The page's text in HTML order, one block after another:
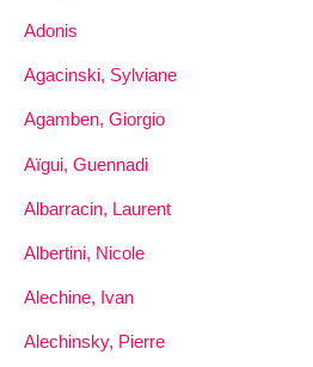
Adonis
Agacinski, Sylviane
Agamben, Giorgio
Aïgui, Guennadi
Albarracin, Laurent
Albertini, Nicole
Alechine, Ivan
Alechinsky, Pierre